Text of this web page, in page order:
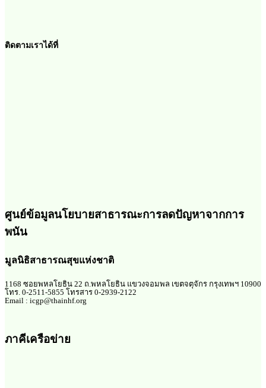
ติดตามเราได้ที่
ศูนย์ข้อมูลนโยบายสาธารณะการลดปัญหาจากการ
พนัน
มูลนิธิสาธารณสุขแห่งชาติ
1168 ซอยพหลโยธิน 22 ถ.พหลโยธิน แขวงจอมพล เขตจตุจักร กรุงเทพฯ 10900
โทร. 0-2511-5855 โทรสาร 0-2939-2122
Email : icgp@thainhf.org
ภาคีเครือข่าย